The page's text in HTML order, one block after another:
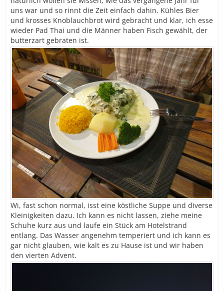
uns war und so rinnt die Zeit einfach dahin. Kühles Bier
und krosses Knoblauchbrot wird gebracht und klar, ich esse
wieder Pad Thai und die Männer haben Fisch gewählt, der
butterzart gebraten ist.
Wi, fast schon normal, isst eine köstliche Suppe und diverse
Kleinigkeiten dazu. Ich kann es nicht lassen, ziehe meine
Schuhe kurz aus und laufe ein Stück am Hotelstrand
entlang. Das Wasser angenehm temperiert und ich kann es
gar nicht glauben, wie kalt es zu Hause ist und wir haben
den vierten Advent.